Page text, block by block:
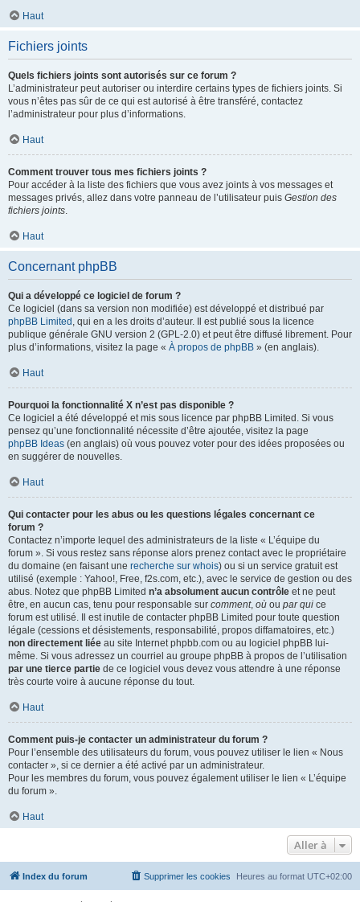
Haut
Fichiers joints
Quels fichiers joints sont autorisés sur ce forum ?
L’administrateur peut autoriser ou interdire certains types de fichiers joints. Si
vous n’êtes pas sûr de ce qui est autorisé à être transféré, contactez
l’administrateur pour plus d’informations.
Haut
Comment trouver tous mes fichiers joints ?
Pour accéder à la liste des fichiers que vous avez joints à vos messages et
messages privés, allez dans votre panneau de l’utilisateur puis Gestion des
fichiers joints.
Haut
Concernant phpBB
Qui a développé ce logiciel de forum ?
Ce logiciel (dans sa version non modifiée) est développé et distribué par
phpBB Limited , qui en a les droits d’auteur. Il est publié sous la licence
publique générale GNU version 2 (GPL-2.0) et peut être diffusé librement. Pour
plus d’informations, visitez la page « À propos de phpBB » (en anglais).
Haut
Pourquoi la fonctionnalité X n’est pas disponible ?
Ce logiciel a été développé et mis sous licence par phpBB Limited. Si vous
pensez qu’une fonctionnalité nécessite d’être ajoutée, visitez la page
phpBB Ideas (en anglais) où vous pouvez voter pour des idées proposées ou
en suggérer de nouvelles.
Haut
Qui contacter pour les abus ou les questions légales concernant ce
forum ?
Contactez n’importe lequel des administrateurs de la liste « L’équipe du
forum ». Si vous restez sans réponse alors prenez contact avec le propriétaire
du domaine (en faisant une recherche sur whois) ou si un service gratuit est
utilisé (exemple : Yahoo!, Free, f2s.com, etc.), avec le service de gestion ou des
abus. Notez que phpBB Limited n’a absolument aucun contrôle et ne peut
être, en aucun cas, tenu pour responsable sur comment, où ou par qui ce
forum est utilisé. Il est inutile de contacter phpBB Limited pour toute question
légale (cessions et désistements, responsabilité, propos diffamatoires, etc.)
non directement liée au site Internet phpbb.com ou au logiciel phpBB lui-
même. Si vous adressez un courriel au groupe phpBB à propos de l’utilisation
par une tierce partie de ce logiciel vous devez vous attendre à une réponse
très courte voire à aucune réponse du tout.
Haut
Comment puis-je contacter un administrateur du forum ?
Pour l’ensemble des utilisateurs du forum, vous pouvez utiliser le lien « Nous
contacter », si ce dernier a été activé par un administrateur.
Pour les membres du forum, vous pouvez également utiliser le lien « L’équipe
du forum ».
Haut
Aller à
Index du forum Heures au format UTC+02:00
Supprimer les cookies